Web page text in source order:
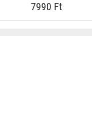
7990 Ft